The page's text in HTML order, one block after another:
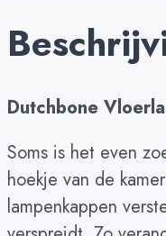
Dutchbone
Soms is het even
hoekje van de
lampenkappen